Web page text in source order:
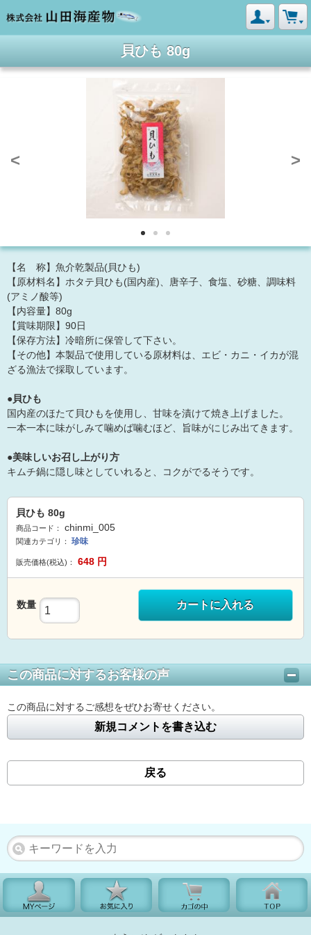
貝ひも 80g
< >
【名 称】魚介乾製品(貝ひも)
【原材料名】ホタテ貝ひも(国内産)、唐辛子、食塩、砂糖、調味料
(アミノ酸等)
【内容量】80g
【賞味期限】90日
【保存方法】冷暗所に保管して下さい。
【その他】本製品で使用している原材料は、エビ・カニ・イカが混
ざる漁法で採取しています。
●貝ひも
国内産のほたて貝ひもを使用し、甘味を漬けて焼き上げました。
一本一本に味がしみて噛めば噛むほど、旨味がにじみ出てきます。
●美味しいお召し上がり方
キムチ鍋に隠し味としていれると、コクがでるそうです。
貝ひも 80g
商品コード： chinmi_005
関連カテゴリ： 珍味
販売価格(税込)： 648 円
数量 カートに入れる
この商品に対するお客様の声
この商品に対するご感想をぜひお寄せください。
新規コメントを書き込む
戻る